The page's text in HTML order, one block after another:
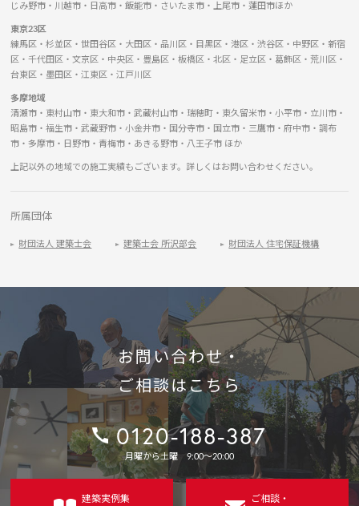
じみ野市・川越市・日高市・飯能市・さいたま市・上尾市・蓮田市ほか
東京23区
練馬区・杉並区・世田谷区・大田区・品川区・目黒区・港区・渋谷区・中野区・新宿
区・千代田区・文京区・中央区・豊島区・板橋区・北区・足立区・葛飾区・荒川区・
台東区・墨田区・江東区・江戸川区
多摩地域
清瀬市・東村山市・東大和市・武蔵村山市・瑞穂町・東久留米市・小平市・立川市・
昭島市・福生市・武蔵野市・小金井市・国分寺市・国立市・三鷹市・府中市・調布
市・多摩市・日野市・青梅市・あきる野市・八王子市 ほか
上記以外の地域での施工実績もございます。詳しくはお問い合わせください。
所属団体
財団法人 建築士会 建築士会 所沢部会 財団法人 住宅保証機構
お問い合わせ・
ご相談はこちら
電
話
番
0120-188-387
月曜から土曜 9:00〜20:00
建築実例集 ご相談・